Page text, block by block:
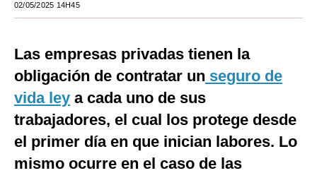
España
Club del Suscriptor
Mix
G de Gestión
02/05/2025 14H45
Las empresas privadas tienen la
obligación de contratar un seguro de
vida ley a cada uno de sus
trabajadores, el cual los protege desde
el primer día en que inician labores. Lo
mismo ocurre en el caso de las